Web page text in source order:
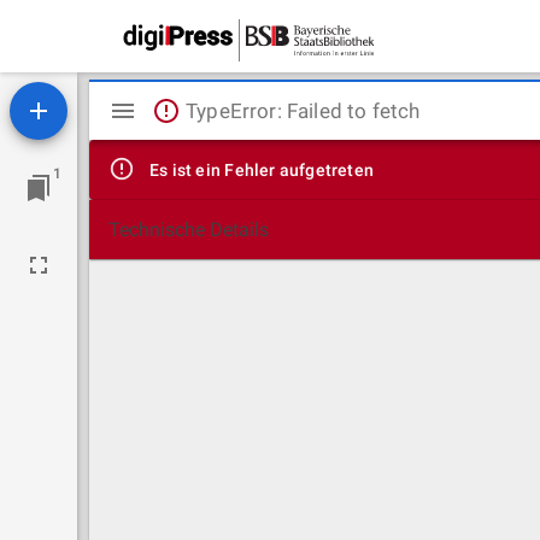
1
Mirador
Viewer
TypeError: Failed to fetch
Es ist ein Fehler aufgetreten
Technische Details